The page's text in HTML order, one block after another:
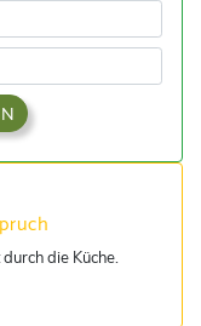
die Küche.